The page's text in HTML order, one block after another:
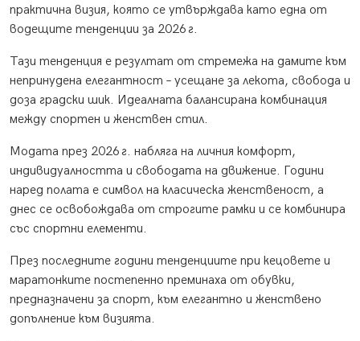
практична визия, която се утвърждава като една от
водещите тенденции за 2026 г.
Тази тенденция е резултат от стремежа на дамите към
непринудена елегантност – усещане за лекота, свобода и
доза градски шик. Идеалната балансирана комбинация
между спортен и женствен стил.
Модата през 2026 г. набляга на личния комфорт,
индивидуалността и свободата на движение. Години
наред полата е символ на класическа женственост, а
днес се освобождава от строгите рамки и се комбинира
със спортни елементи.
През последните години тенденциите при кецовете и
маратонките постепенно преминаха от обувки,
предназначени за спорт, към елегантно и женствено
допълнение към визията.